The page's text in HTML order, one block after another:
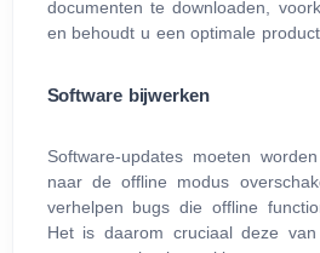
documenten te downloaden,
en behoudt u een optimale
Software bijwerken
Software-updates moeten
naar de offline modus
verhelpen bugs die offline
Het is daarom cruciaal deze